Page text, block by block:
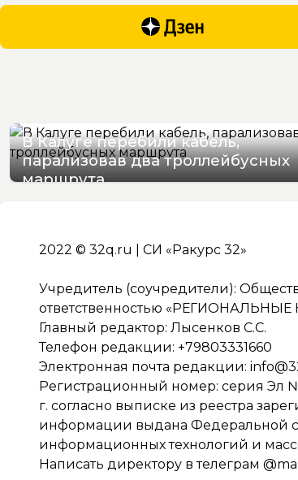
В Калуге перебили кабель,
парализовав два троллейбусных
маршрута
2022 © 32q.ru | СИ «Ракурс 32»
Учредитель (соучредители):
ответственностью «РЕГИОНАЛЬНЫЕ
Главный редактор: Лысенков С.С.
Телефон редакции: +79803331660
Электронная почта редакции:
Регистрационный номер: серия Эл
г. согласно выписке из реестра
информации выдана Федеральной
информационных технологий и
Написать директору в телеграм